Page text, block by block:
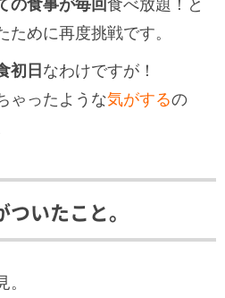
の食事が毎回食べ放題！と
ために再度挑戦です。
初日 なわけですが！
ゃったような気がするの
いたこと。